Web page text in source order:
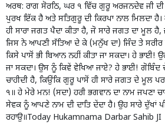
ਅਰਥ: ਰਾਗ ਸੋਰਠਿ, ਘਰ ੧ ਵਿੱਚ ਗੁਰੂ ਅਰਜਨਦੇਵ ਜੀ ਦੀ
ਪੁਰਖ ਇੱਕ ਹੈ ਅਤੇ ਸਤਿਗੁਰੂ ਦੀ ਕਿਰਪਾ ਨਾਲ ਮਿਲਦਾ
ਹੀ ਸਾਰਾ ਜਗਤ ਪੈਦਾ ਕੀਤਾ ਹੈ, ਜੋ ਸਾਰੇ ਜਗਤ ਦਾ ਮੂਲ ਹੈ,
ਜਿਸ ਨੇ ਆਪਣੀ ਸੱਤਿਆ ਦੇ ਕੇ (ਮਨੁੱਖ ਦਾ) ਜਿੰਦ ਤੇ ਸਰੀਰ
ਕਿਸੇ ਪਾਸੋਂ ਭੀ ਬਿਆਨ ਨਹੀਂ ਕੀਤਾ ਜਾ ਸਕਦਾ। ਹੇ ਭਾਈ!
ਜਾ ਸਕਦਾ। ਉਸ ਨੂੰ ਕਿਵੇਂ ਵੇਖਿਆ ਜਾਏ? ਹੇ ਭਾਈ! ਗੋਬਿੰਦ
ਚਾਹੀਦੀ ਹੈ, ਕਿਉਂਕਿ ਗੁਰੂ ਪਾਸੋਂ ਹੀ ਸਾਰੇ ਜਗਤ ਦੇ ਮੂਲ
੧॥ ਹੇ ਮੇਰੇ ਮਨ! (ਸਦਾ) ਹਰੀ ਭਗਵਾਨ ਦਾ ਨਾਮ ਜਪਣਾ
ਸੇਵਕ ਨੂੰ ਆਪਣੇ ਨਾਮ ਦੀ ਦਾਤਿ ਦੇਂਦਾ ਹੈ। ਉਹ ਸਾਰੇ ਦੁੱਖਾਂ
ਰਹਾਉ॥Today Hukamnama Darbar Sahib JI